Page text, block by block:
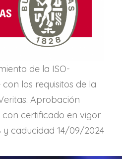
de la ISO-
los requisitos de la
Aprobación
certificado en vigor
y caducidad 14/09/2024